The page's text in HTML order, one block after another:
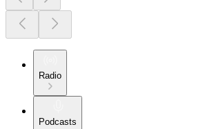
Radio
Podcasts